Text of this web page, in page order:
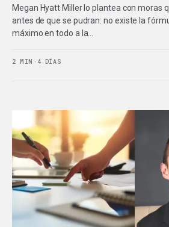
Megan Hyatt Miller lo plantea con moras
antes de que se pudran: no existe la
máximo en todo a la…
2 MIN · 4 DÍAS